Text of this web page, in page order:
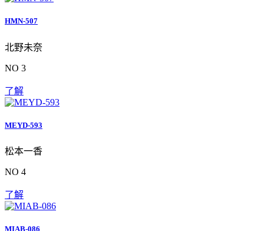
HMN-507
北野未奈
NO 3
了解
MEYD-593
松本一香
NO 4
了解
MIAB-086